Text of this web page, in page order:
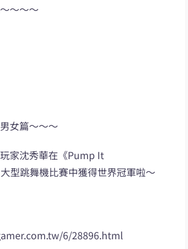
～～～
女篇～～～
家沈秀華在《Pump It
型跳舞機比賽中獲得世界冠軍啦～
6/28896.html